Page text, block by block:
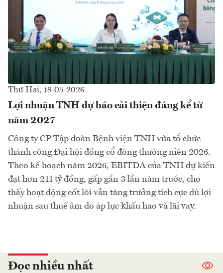
Thứ Hai, 18-05-2026
Lợi nhuận TNH dự báo cải thiện đáng kể từ
năm 2027
Công ty CP Tập đoàn Bệnh viện TNH vừa tổ chức
thành công Đại hội đồng cổ đông thường niên 2026.
Theo kế hoạch năm 2026, EBITDA của TNH dự kiến
đạt hơn 211 tỷ đồng, gấp gần 3 lần năm trước, cho
thấy hoạt động cốt lõi vẫn tăng trưởng tích cực dù lợi
nhuận sau thuế âm do áp lực khấu hao và lãi vay.
Đọc nhiều nhất